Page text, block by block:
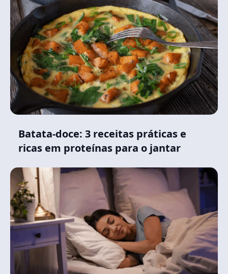
Batata-doce: 3 receitas práticas e
ricas em proteínas para o jantar